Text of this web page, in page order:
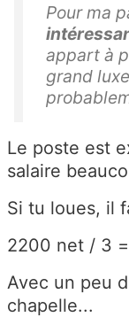
Pour ma
appart à
grand
Le poste est
salaire
Si tu loues, il
2200 net / 3
Avec un peu
chapelle...